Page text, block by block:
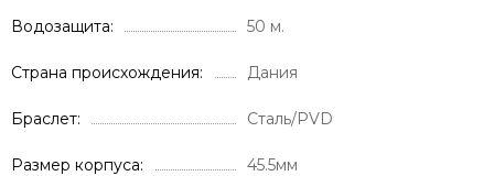
Водозащита 50 м.
Страна происхождения Дания
Браслет Cталь/PVD
Размер корпуса 45.5мм